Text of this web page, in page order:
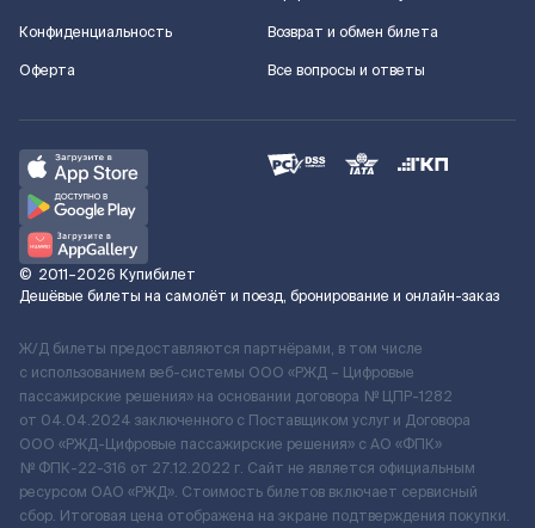
Конфиденциальность
Оферта
Возврат и обмен билета
Все вопросы и ответы
© 2011–2026 Купибилет
Дешёвые билеты на самолёт и поезд, бронирование и онлайн-заказ
Ж/Д билеты предоставляются партнёрами, в том числе
с использованием веб-системы ООО «РЖД – Цифровые
пассажирские решения» на основании договора № ЦПР-1282
от 04.04.2024 заключенного с Поставщиком услуг и Договора
ООО «РЖД-Цифровые пассажирские решения» c АО «ФПК»
№ ФПК-22-316 от 27.12.2022 г. Сайт не является официальным
ресурсом ОАО «РЖД». Стоимость билетов включает сервисный
сбор. Итоговая цена отображена на экране подтверждения покупки.